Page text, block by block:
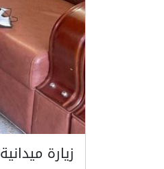
زيارة ميدانية